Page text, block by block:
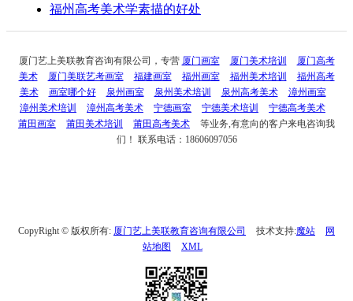
福州高考美术学素描的好处
厦门艺上美联教育咨询有限公司，专营 厦门画室 厦门美术培训
厦门高考
美术
厦门美联艺考画室 福建画室 福州画室 福州美术培训
福州高考
美术
画室哪个好 泉州画室 泉州美术培训 泉州高考美术
漳州画室
漳州美术培训
漳州高考美术 宁德画室 宁德美术培训
宁德高考美术
莆田画室
莆田美术培训 莆田高考美术
等业务,有意向的客户来电咨询我
们！ 联系电话：18606097056
CopyRight © 版权所有: 厦门艺上美联教育咨询有限公司 技术支持:魔站
网
站地图
XML